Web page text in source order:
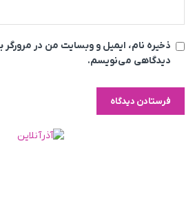
ذخیره نام، ایمیل و وبسایت من در مرورگر
دیدگاهی می‌نویسم.